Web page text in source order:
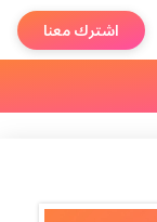
اشترك معنا